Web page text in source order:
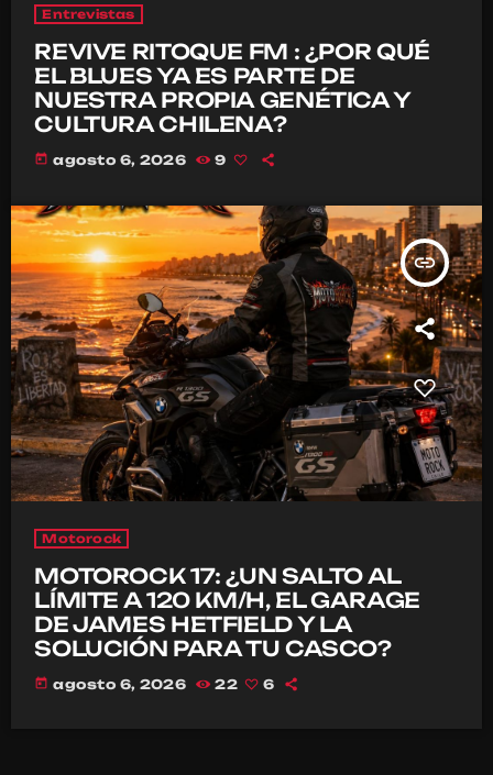
Entrevistas
REVIVE RITOQUE FM : ¿POR QUÉ
EL BLUES YA ES PARTE DE
NUESTRA PROPIA GENÉTICA Y
CULTURA CHILENA?
today agosto 6, 2026 9
insert_link
Motorock
MOTOROCK 17: ¿UN SALTO AL
LÍMITE A 120 KM/H, EL GARAGE
DE JAMES HETFIELD Y LA
SOLUCIÓN PARA TU CASCO?
today agosto 6, 2026 22 6